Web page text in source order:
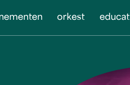
orkest